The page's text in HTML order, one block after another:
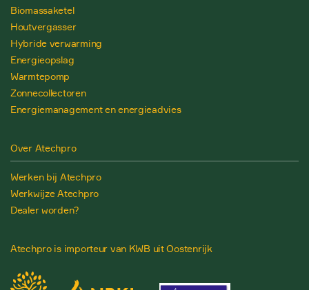
Biomassaketel
Houtvergasser
Hybride verwarming
Energieopslag
Warmtepomp
Zonnecollectoren
Energiemanagement en energieadvies
Over Atechpro
Werken bij Atechpro
Werkwijze Atechpro
Dealer worden?
Atechpro is importeur van KWB uit Oostenrijk